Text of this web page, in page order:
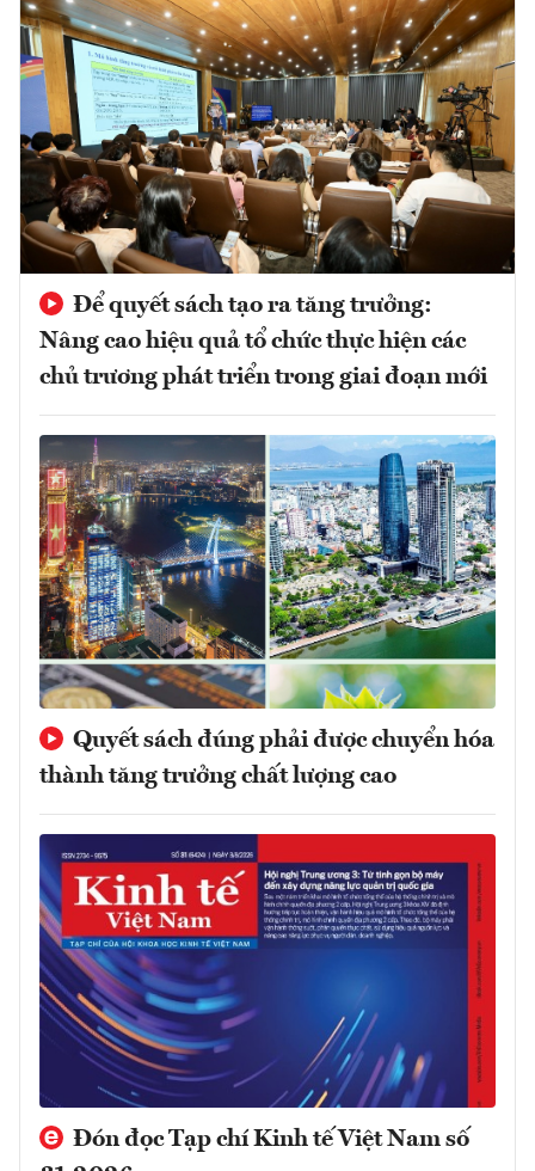
Để quyết sách tạo ra tăng trưởng:
Nâng cao hiệu quả tổ chức thực hiện các
chủ trương phát triển trong giai đoạn mới
Quyết sách đúng phải được chuyển hóa
thành tăng trưởng chất lượng cao
Đón đọc Tạp chí Kinh tế Việt Nam số